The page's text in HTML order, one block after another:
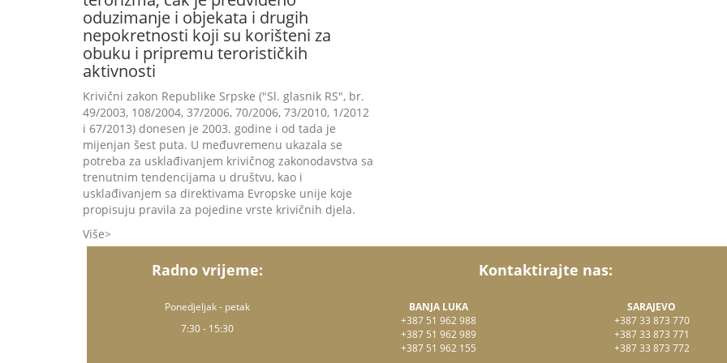
oduzimanje i objekata i drugih
nepokretnosti koji su korišteni za
obuku i pripremu terorističkih
aktivnosti
Krivični zakon Republike Srpske ("Sl. glasnik RS", br.
49/2003, 108/2004, 37/2006, 70/2006, 73/2010, 1/2012
i 67/2013) donesen je 2003. godine i od tada je
mijenjan šest puta. U međuvremenu ukazala se
potreba za usklađivanjem krivičnog zakonodavstva sa
trenutnim tendencijama u društvu, kao i
usklađivanjem sa direktivama Evropske unije koje
propisuju pravila za pojedine vrste krivičnih djela.
Više
Radno vrijeme:
Ponedjeljak - petak
7:30 - 15:30
Kontaktirajte nas:
BANJA LUKA
+387 51 962 988
+387 51 962 989
+387 51 962 155
SARAJEVO
+387 33 873 770
+387 33 873 771
+387 33 873 772